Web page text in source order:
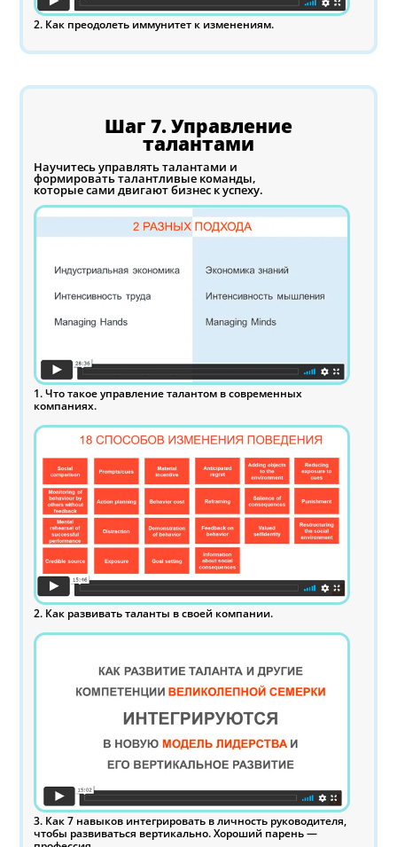
2. Как преодолеть иммунитет к изменениям.
Шаг 7. Управление
талантами
Научитесь управлять талантами и
формировать талантливые команды,
которые сами двигают бизнес к успеху.
1. Что такое управление талантом в современных
компаниях.
2. Как развивать таланты в своей компании.
3. Как 7 навыков интегрировать в личность руководителя,
чтобы развиваться вертикально. Хороший парень —